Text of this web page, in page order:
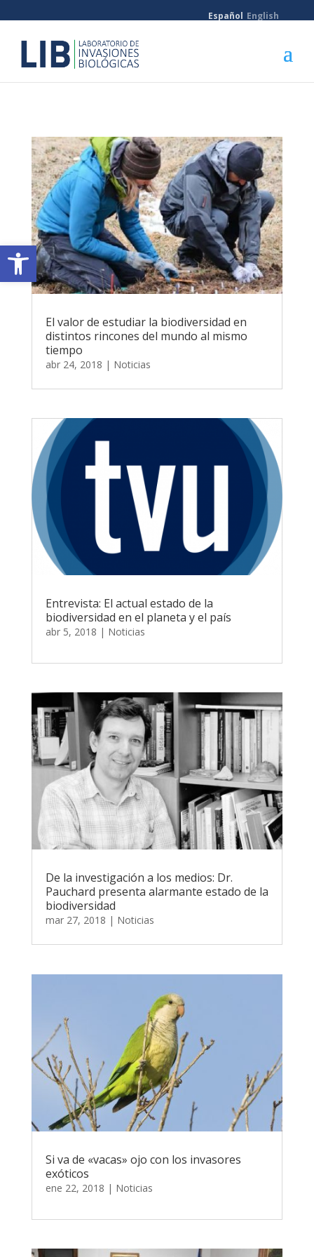
Abrir barra de herramientas
Español English
El valor de estudiar la biodiversidad en
distintos rincones del mundo al mismo
tiempo
abr 24, 2018 | Noticias
Entrevista: El actual estado de la
biodiversidad en el planeta y el país
abr 5, 2018 | Noticias
De la investigación a los medios: Dr.
Pauchard presenta alarmante estado de la
biodiversidad
mar 27, 2018 | Noticias
Si va de «vacas» ojo con los invasores
exóticos
ene 22, 2018 | Noticias